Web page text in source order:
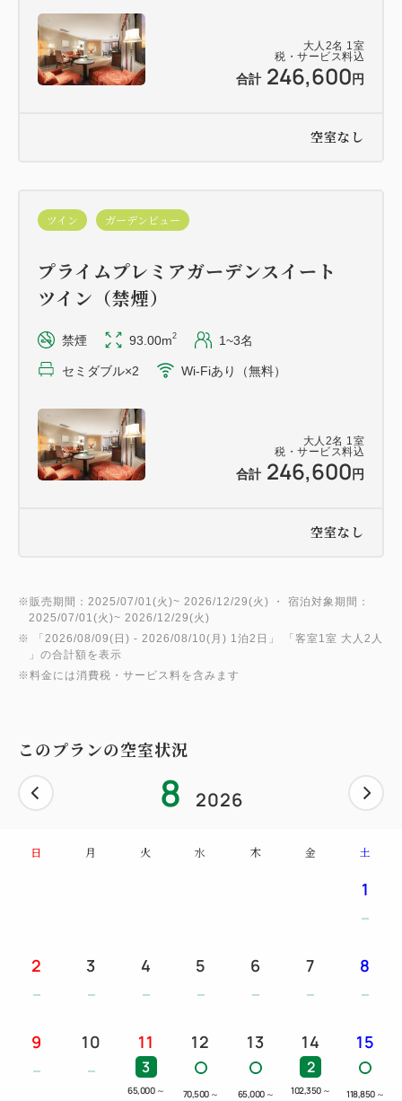
大人 2名 1 室
税・サービス料込
合計 246,600 円
空室なし
大人 2名 1 室
税・サービス料込
合計 246,600 円
ツイン ガーデンビュー
プライムプレミアガーデンスイート
ツイン（禁煙）
禁煙 93.00m2 1~3名
セミダブル×2 Wi-Fiあり（無料）
空室なし
※販売期間：2025/07/01(火)~ 2026/12/29(火) ・ 宿泊対象期間：
2025/07/01(火)~ 2026/12/29(火)
※ 「 2026/08/09(日) - 2026/08/10(月) 1泊2日 」 「客室1室 大人2人
」の合計額を表示
※料金には消費税・サービス料を含みます
このプランの空室状況
8 2026
日 月 火 水 木 金 土
1
2 3 4 5 6 7 8
9 10 11
3
65,000 ～
12
70,500 ～
13
65,000 ～
14
2
102,350 ～
15
118,850 ～